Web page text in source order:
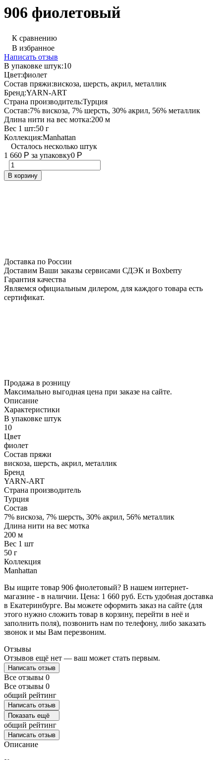
906 фиолетовый
К сравнению
В избранное
Написать отзыв
В упаковке штук:10
Цвет:фиолет
Состав пряжи:вискоза, шерсть, акрил, металлик
Бренд:YARN-ART
Страна производитель:Турция
Состав:7% вискоза, 7% шерсть, 30% акрил, 56% металлик
Длина нити на вес мотка:200 м
Вес 1 шт:50 г
Коллекция:Manhattan
Осталось несколько штук
1 660 Р за упаковку0 Р
В корзину
Доставка по России
Доставим Ваши заказы сервисами СДЭК и Boxberry
Гарантия качества
Являемся официальным дилером, для каждого товара есть
сертификат.
Продажа в розницу
Максимально выгодная цена при заказе на сайте.
Описание
Характеристики
В упаковке штук
10
Цвет
фиолет
Состав пряжи
вискоза, шерсть, акрил, металлик
Бренд
YARN-ART
Страна производитель
Турция
Состав
7% вискоза, 7% шерсть, 30% акрил, 56% металлик
Длина нити на вес мотка
200 м
Вес 1 шт
50 г
Коллекция
Manhattan
Вы ищите товар 906 фиолетовый? В нашем интернет-
магазине - в наличии. Цена: 1 660 руб. Есть удобная доставка
в Екатеринбурге. Вы можете оформить заказ на сайте (для
этого нужно сложить товар в корзину, перейти в неё и
заполнить поля), позвонить нам по телефону, либо заказать
звонок и мы Вам перезвоним.
Отзывы
Отзывов ещё нет — ваш может стать первым.
Написать отзыв
Все отзывы 0
Все отзывы 0
общий рейтинг
Написать отзыв
Показать ещё
общий рейтинг
Написать отзыв
Описание